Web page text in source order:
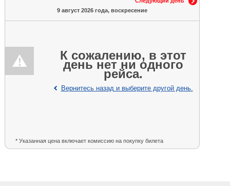
9 август 2026 года, воскресение
К сожалению, в этот
день нет ни одного
рейса.
Вернитесь назад и выберите другой день.
* Указанная цена включает комиссию на покупку билета